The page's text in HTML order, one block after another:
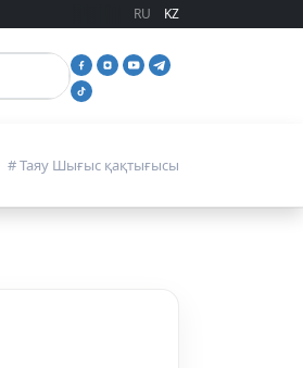
RU KZ
# Таяу Шығыс қақтығысы